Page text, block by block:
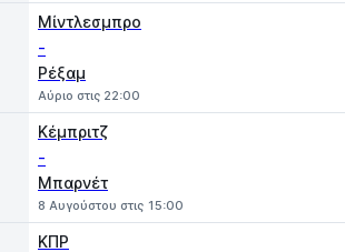
Μίντλεσμπρο
-
Ρέξαμ
Αύριο στις 22:00
Κέμπριτζ
-
Μπαρνέτ
8 Αυγούστου στις 15:00
ΚΠΡ